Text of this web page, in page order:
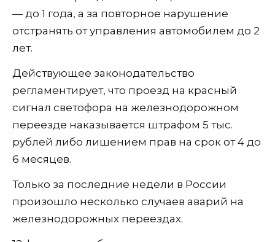
— до 1 года, а за повторное нарушение
отстранять от управления автомобилем до 2
лет.
Действующее законодательство
регламентирует, что проезд на красный
сигнал светофора на железнодорожном
переезде наказывается штрафом 5 тыс.
рублей либо лишением прав на срок от 4 до
6 месяцев.
Только за последние недели в России
произошло несколько случаев аварий на
железнодорожных переездах.